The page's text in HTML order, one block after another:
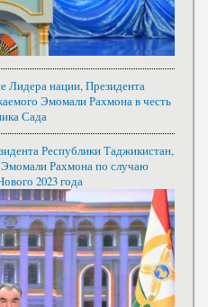
Лидера нации, Президента
Эмомали Рахмона в честь
Сада
Республики Таджикистан,
Рахмона по случаю
2023 года